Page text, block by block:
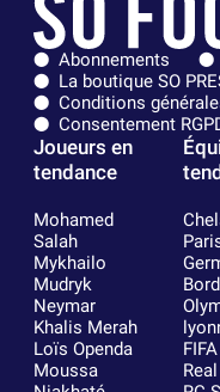
Abonnements
La boutique SO
Conditions
Consentement
Joueurs en
tendance
Mohamed
Salah
Mykhailo
Mudryk
Neymar
Khalis Merah
Loïs Openda
Moussa
FIFA